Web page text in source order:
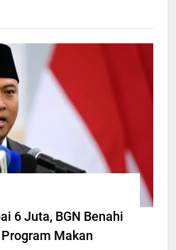
6 Juta, BGN Benahi
Makan